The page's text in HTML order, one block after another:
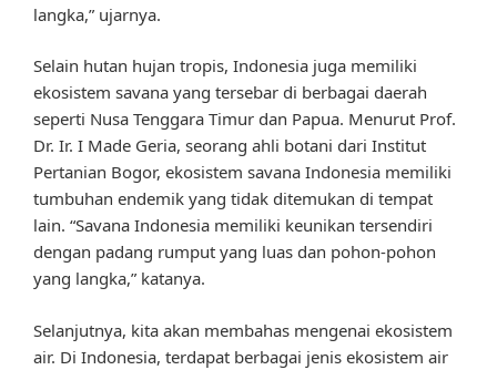
langka,” ujarnya.
Selain hutan hujan tropis, Indonesia juga memiliki
ekosistem savana yang tersebar di berbagai daerah
seperti Nusa Tenggara Timur dan Papua. Menurut Prof.
Dr. Ir. I Made Geria, seorang ahli botani dari Institut
Pertanian Bogor, ekosistem savana Indonesia memiliki
tumbuhan endemik yang tidak ditemukan di tempat
lain. “Savana Indonesia memiliki keunikan tersendiri
dengan padang rumput yang luas dan pohon-pohon
yang langka,” katanya.
Selanjutnya, kita akan membahas mengenai ekosistem
air. Di Indonesia, terdapat berbagai jenis ekosistem air